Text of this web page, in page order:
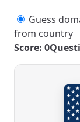
Guess
from country
Score: 0